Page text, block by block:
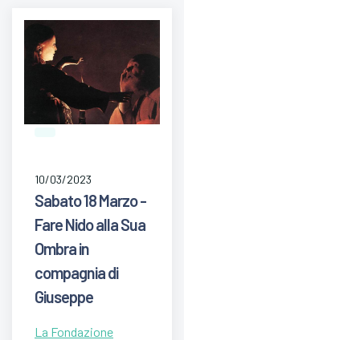
10/03/2023
Sabato 18 Marzo -
Fare Nido alla Sua
Ombra in
compagnia di
Giuseppe
La Fondazione